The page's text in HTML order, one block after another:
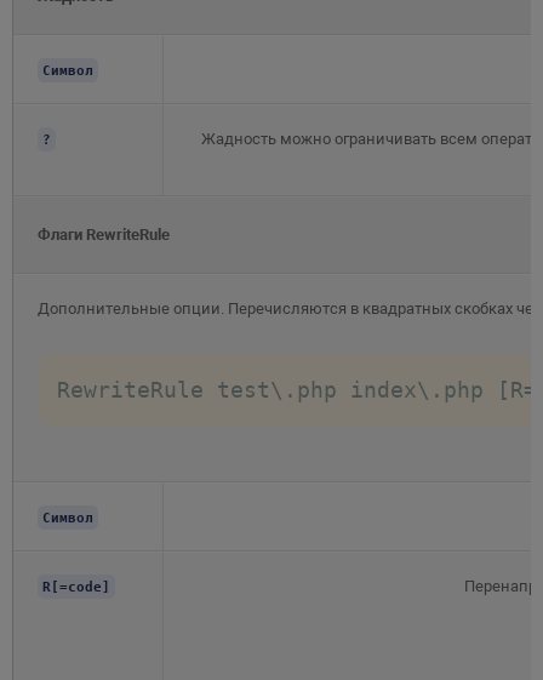
Символ
? Жадность можно ограничивать всем
Флаги RewriteRule
Дополнительные опции. Перечисляются в квадратных скобках
RewriteRule test\.php index\.php
Символ
R[=code]